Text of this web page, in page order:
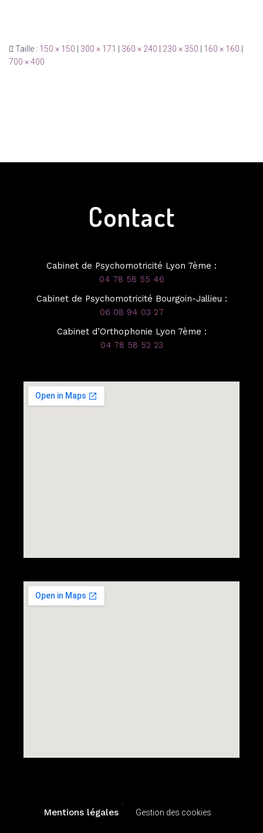
Taille : 150 × 150 300 × 171 360 × 240 230 × 350 160 × 160
700 × 400
Contact
Cabinet de Psychomotricité Lyon 7ème :
04 78 58 55 46
Cabinet de Psychomotricité Bourgoin-Jallieu :
06 08 94 03 27
Cabinet d’Orthophonie Lyon 7ème :
04 78 58 52 23
Mentions légales
-
Gestion des cookies